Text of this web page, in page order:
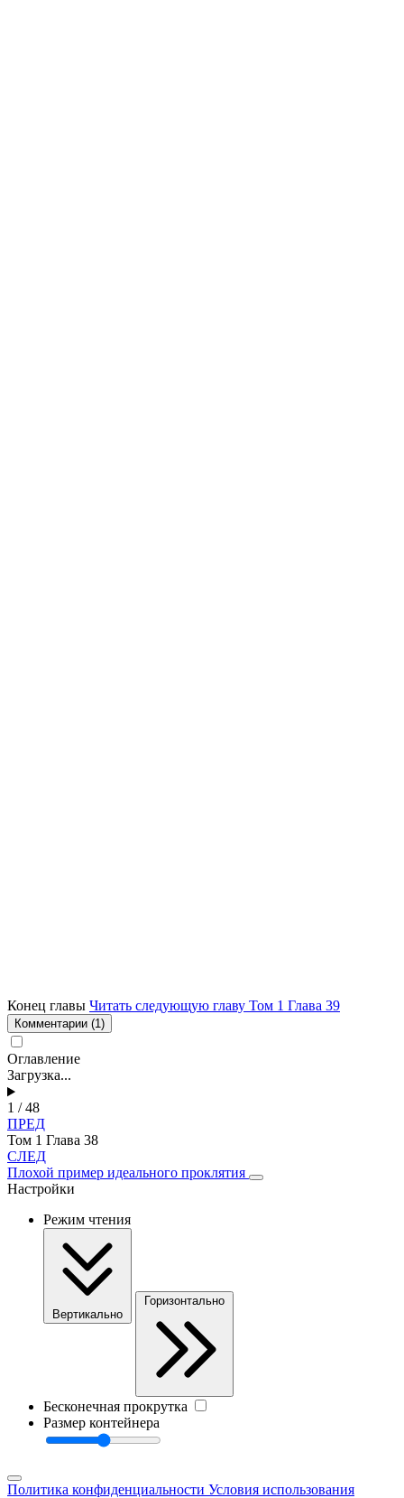
Конец главы Читать следующую главу Том 1 Глава 39
Комментарии (1)
Оглавление
Загрузка...
1 / 48
ПРЕД
Том 1 Глава 38
СЛЕД
Плохой пример идеального проклятия
Настройки
Режим чтения
Вертикально
Горизонтально
Бесконечная прокрутка
Размер контейнера
Политика конфиденциальности Условия использования